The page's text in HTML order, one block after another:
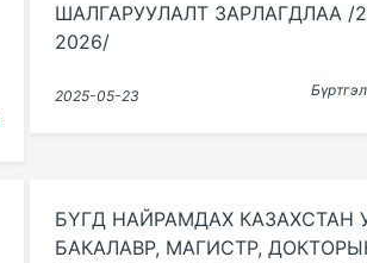
ШАЛГАРУУЛАЛТ ЗАРЛАГДЛАА /
2026/
2025-05-23
БҮГД НАЙРАМДАХ КАЗАХСТАН
БАКАЛАВР, МАГИСТР,